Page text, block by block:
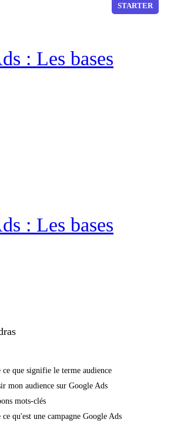
STARTER
: Les bases
: Les bases
que signifie le terme audience
mon audience sur Google Ads
mots-clés
qu'est une campagne Google Ads